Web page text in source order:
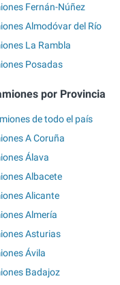
Fernán-Núñez
Almodóvar del Río
La Rambla
Posadas
por Provincia
de todo el país
A Coruña
Álava
Albacete
Alicante
Almería
Asturias
Ávila
Badajoz